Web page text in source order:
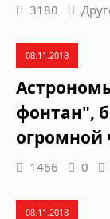
3180
08.11.2018
фонтан",
1466 0
08.11.2018